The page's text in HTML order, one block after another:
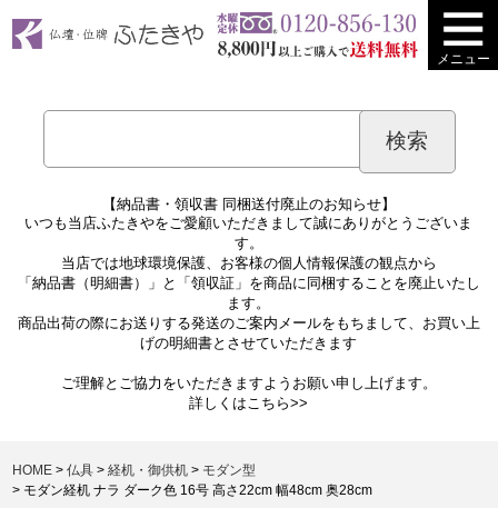
メニュー
【納品書・領収書 同梱送付廃止のお知らせ】
いつも当店ふたきやをご愛顧いただきまして誠にありがとうございま
す。
当店では地球環境保護、お客様の個人情報保護の観点から
「納品書（明細書）」と「領収証」を商品に同梱することを廃止いたし
ます。
商品出荷の際にお送りする発送のご案内メールをもちまして、お買い上
げの明細書とさせていただきます
ご理解とご協力をいただきますようお願い申し上げます。
詳しくはこちら>>
HOME 仏具 経机・御供机
モダン型
モダン経机 ナラ ダーク色 16号 高さ22cm 幅48cm 奥28cm